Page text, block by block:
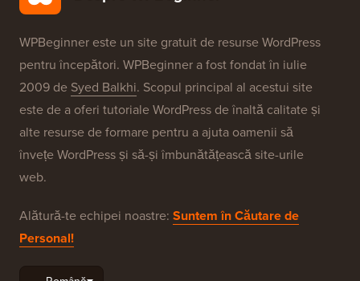
WPBeginner este un site gratuit de resurse WordPress
pentru începători. WPBeginner a fost fondat în iulie
2009 de Syed Balkhi. Scopul principal al acestui site
este de a oferi tutoriale WordPress de înaltă calitate și
alte resurse de formare pentru a ajuta oamenii să
învețe WordPress și să-și îmbunătățească site-urile
web.
Alătură-te echipei noastre: Suntem în Căutare de
Personal!